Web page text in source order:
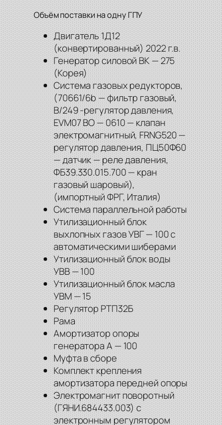
Объём поставки на одну ГПУ
Двигатель 1Д12
(конвертированный) 2022 г.в.
Генератор силовой ВК — 275
(Корея)
Система газовых редукторов,
(70661/6b — фильтр газовый,
B/249 -регулятор давления,
EVM07 BO — 0610 — клапан
электромагнитный, FRNG520 —
регулятор давления, ПЦ50Ф60
— датчик — реле давления,
ФБ39.330.015.700 — кран
газовый шаровый),
(импортный ФРГ, Италия)
Система параллельной работы
Утилизационный блок
выхлопных газов УВГ — 100 с
автоматическими шиберами
Утилизационный блок воды
УВВ — 100
Утилизационный блок масла
УВМ — 15
Регулятор РТП32Б
Рама
Амортизатор опоры
генератора А — 100
Муфта в сборе
Комплект крепления
амортизатора передней опоры
Электромагнит поворотный
(ГЯНИ.684433.003) с
электронным регулятором